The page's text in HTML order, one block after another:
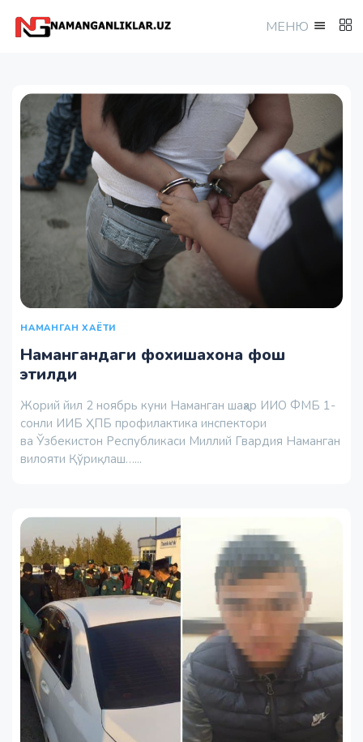
МEНЮ
НАМАНГАН ХАЁТИ
Намангандаги фохишахона фош
этилди
Жорий йил 2 ноябрь куни Наманган шаҳар ИИО ФМБ 1-
сонли ИИБ ҲПБ профилактика инспектори
ва Ўзбекистон Республикаси Миллий Гвардия Наманган
вилояти Қўриқлаш…...